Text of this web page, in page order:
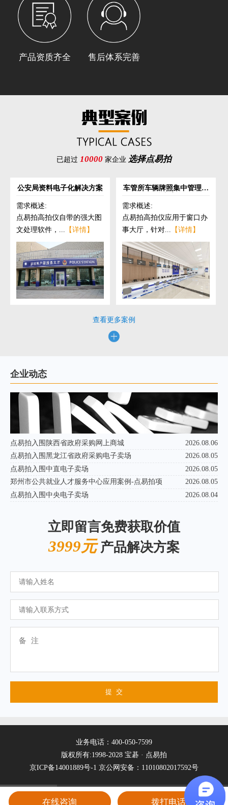
产品资质齐全 售后体系完善
已超过 10000 家企业 选择点易拍
公安局资料电子化解决方案
需求概述:
点易拍高拍仪自带的强大图
文处理软件，... 【详情】
车管所车辆牌照集中管理解
需求概述:
点易拍高拍仪应用于窗口办
事大厅，针对... 【详情】
查看更多案例
企业动态
点易拍入围陕西省政府采购网上商城
2026.08.06
点易拍入围黑龙江省政府采购电子卖场
2026.08.05
点易拍入围中直电子卖场
2026.08.05
郑州市公共就业人才服务中心应用案例-点易拍项
2026.08.05
点易拍入围中央电子卖场
2026.08.04
立即留言免费获取价值
3999元产品解决方案
业务电话：400-050-7599
版权所有:1998-2028 宝碁 · 点易拍
京ICP备14001889号-1 京公网安备：11010802017592号
在线咨询 拨打电话